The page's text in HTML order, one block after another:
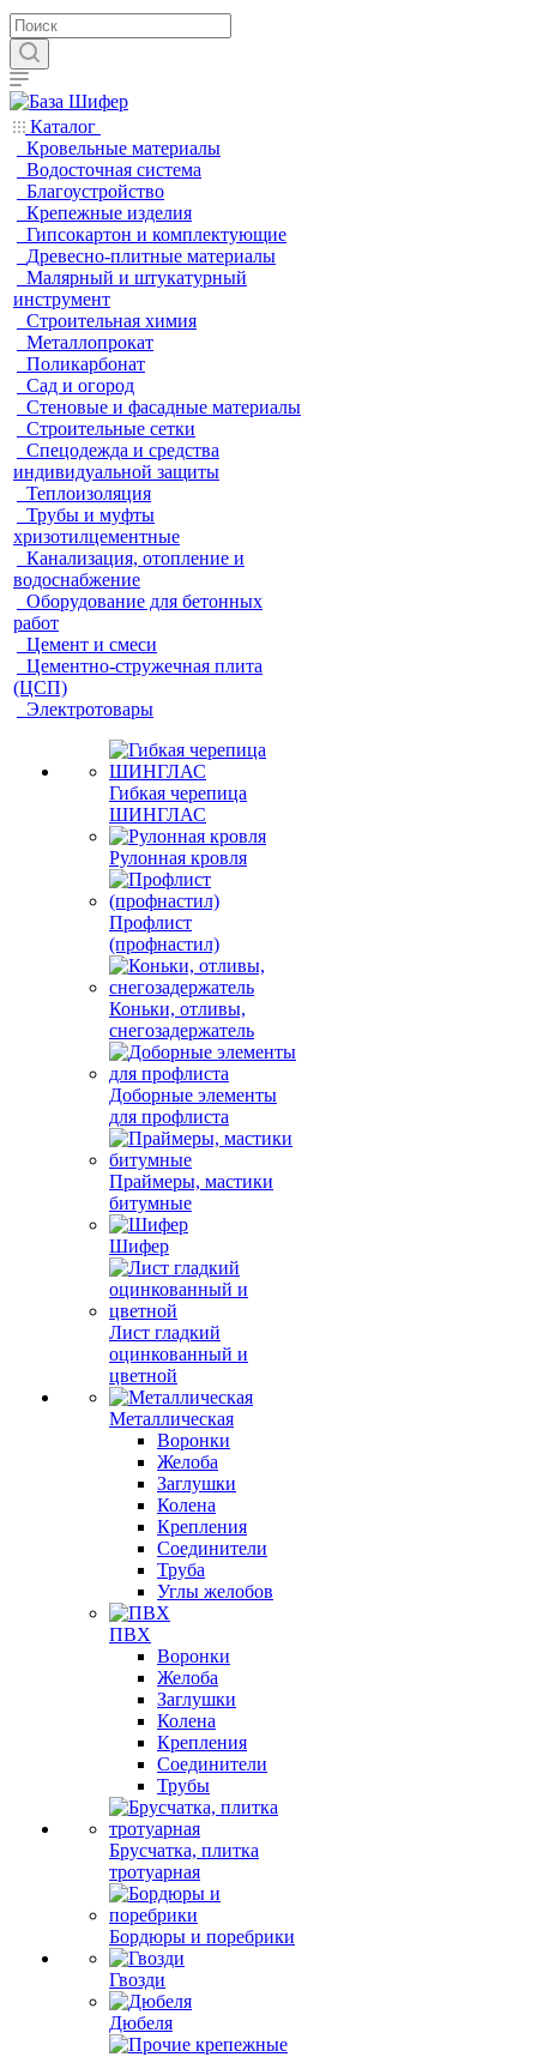
Каталог
Кровельные материалы
Водосточная система
Благоустройство
Крепежные изделия
Гипсокартон и комплектующие
Древесно-плитные материалы
Малярный и штукатурный
инструмент
Строительная химия
Металлопрокат
Поликарбонат
Сад и огород
Стеновые и фасадные материалы
Строительные сетки
Спецодежда и средства
индивидуальной защиты
Теплоизоляция
Трубы и муфты
хризотилцементные
Канализация, отопление и
водоснабжение
Оборудование для бетонных
работ
Цемент и смеси
Цементно-стружечная плита
(ЦСП)
Электротовары
Гибкая черепица
ШИНГЛАС
Рулонная кровля
Профлист
(профнастил)
Коньки, отливы,
снегозадержатель
Доборные элементы
для профлиста
Праймеры, мастики
битумные
Шифер
Лист гладкий
оцинкованный и
цветной
Металлическая
Воронки
Желоба
Заглушки
Колена
Крепления
Соединители
Труба
Углы желобов
ПВХ
Воронки
Желоба
Заглушки
Колена
Крепления
Соединители
Трубы
Брусчатка, плитка
тротуарная
Бордюры и поребрики
Гвозди
Дюбеля